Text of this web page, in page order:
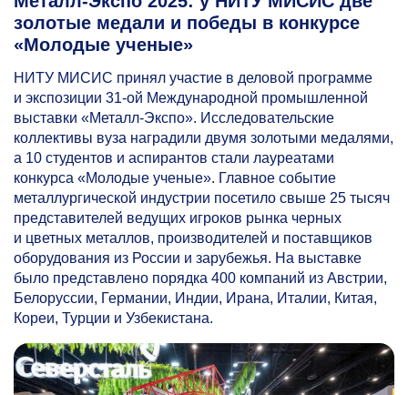
золотые медали и победы в конкурсе
«Молодые ученые»
НИТУ МИСИС принял участие в деловой программе
и экспозиции 31-ой Международной промышленной
выставки «Металл-Экспо». Исследовательские
коллективы вуза наградили двумя золотыми медалями,
а 10 студентов и аспирантов стали лауреатами
конкурса «Молодые ученые». Главное событие
металлургической индустрии посетило свыше 25 тысяч
представителей ведущих игроков рынка черных
и цветных металлов, производителей и поставщиков
оборудования из России и зарубежья. На выставке
было представлено порядка 400 компаний из Австрии,
Белоруссии, Германии, Индии, Ирана, Италии, Китая,
Кореи, Турции и Узбекистана.